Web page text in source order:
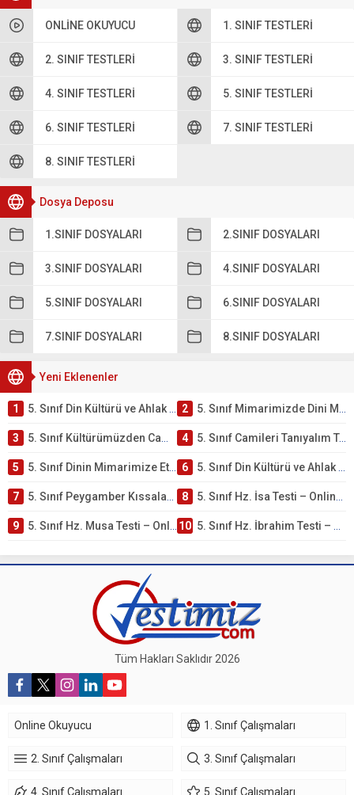
ONLINE OKUYUCU 1. SINIF TESTLERI
2. SINIF TESTLERI 3. SINIF TESTLERI
4. SINIF TESTLERI 5. SINIF TESTLERI
6. SINIF TESTLERI 7. SINIF TESTLERI
8. SINIF TESTLERI
Dosya Deposu
1.SINIF DOSYALARI 2.SINIF DOSYALARI
3.SINIF DOSYALARI 4.SINIF DOSYALARI
5.SINIF DOSYALARI 6.SINIF DOSYALARI
7.SINIF DOSYALARI 8.SINIF DOSYALARI
Yeni Eklenenler
1 5. Sınıf Din Kültürü ve Ahlak Bilgisi 4. Ünite: Mimarimizde Dini Motifler Çalışmaları 2 5. Sınıf Mimarimizde Dini Motifler Ünite Testi – Online Çöz
3 5. Sınıf Kültürümüzden Cami Örnekleri Testi – Online Çöz 4 5. Sınıf Camileri Tanıyalım Testi – Online Çöz
5 5. Sınıf Dinin Mimarimize Etkisi Testi – Online Çöz 6 5. Sınıf Din Kültürü ve Ahlak Bilgisi 4. Ünite: Peygamber Kıssaları Çalışmaları
7 5. Sınıf Peygamber Kıssaları Ünite Testi – Online Çöz 8 5. Sınıf Hz. İsa Testi – Online Çöz
9 5. Sınıf Hz. Musa Testi – Online Çöz 10 5. Sınıf Hz. İbrahim Testi – Online Çöz
Tüm Hakları Saklıdır 2026
Online Okuyucu 1. Sınıf Çalışmaları
2. Sınıf Çalışmaları 3. Sınıf Çalışmaları
4. Sınıf Çalışmaları 5. Sınıf Çalışmaları